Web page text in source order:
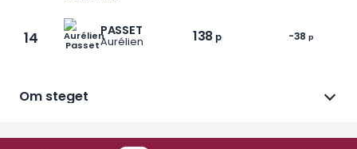
14 PASSET
Aurélien 138 p -38 p
Om steget